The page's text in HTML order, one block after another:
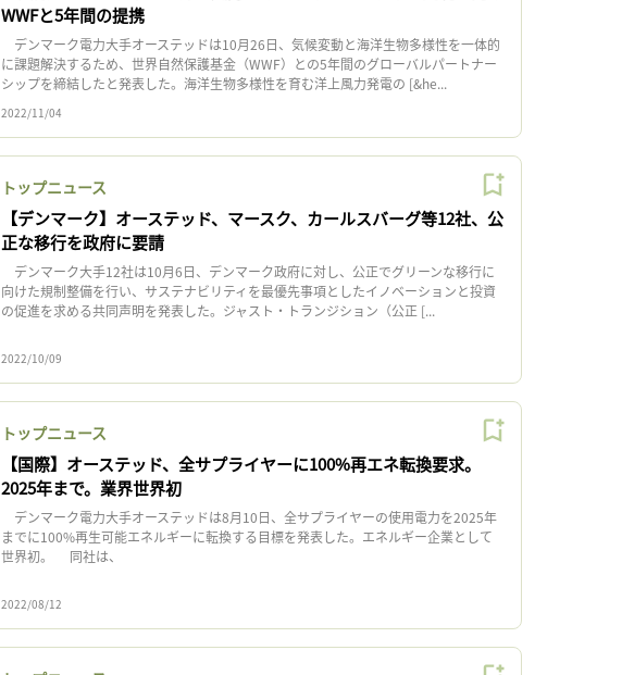
WWFと5年間の提携
デンマーク電力大手オーステッドは10月26日、気候変動と海洋生物多様性を一体的
に課題解決するため、世界自然保護基金（WWF）との5年間のグローバルパートナー
シップを締結したと発表した。海洋生物多様性を育む洋上風力発電の [&he...
2022/11/04
トップニュース
【デンマーク】オーステッド、マースク、カールスバーグ等12社、公
正な移行を政府に要請
デンマーク大手12社は10月6日、デンマーク政府に対し、公正でグリーンな移行に
向けた規制整備を行い、サステナビリティを最優先事項としたイノベーションと投資
の促進を求める共同声明を発表した。ジャスト・トランジション（公正 [...
2022/10/09
トップニュース
【国際】オーステッド、全サプライヤーに100%再エネ転換要求。
2025年まで。業界世界初
デンマーク電力大手オーステッドは8月10日、全サプライヤーの使用電力を2025年
までに100%再生可能エネルギーに転換する目標を発表した。エネルギー企業として
世界初。 同社は、
2022/08/12